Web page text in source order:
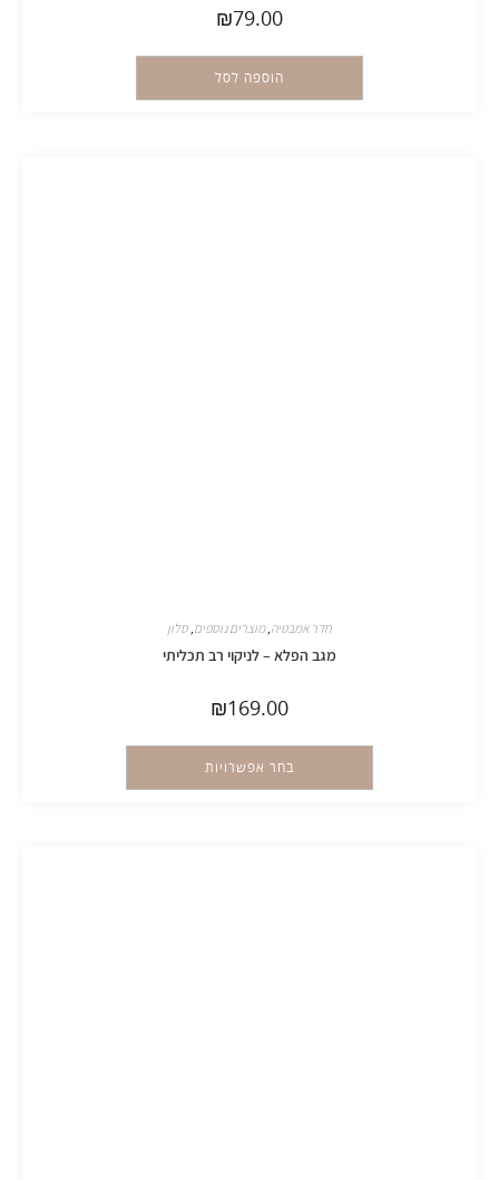
₪79.00
הוספה לסל
חדר אמבטיה,מוצרים נוספים, סלון
מגב הפלא – לניקוי רב תכליתי
₪169.00
בחר אפשרויות